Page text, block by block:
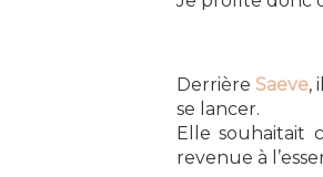
Derrière Saeve,
se lancer.
Elle souhaitait
revenue à